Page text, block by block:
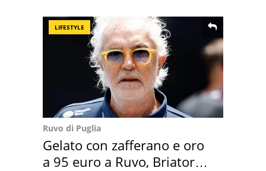
LIFESTYLE
Ruvo di Puglia
Gelato con zafferano e oro
a 95 euro a Ruvo, Briatore